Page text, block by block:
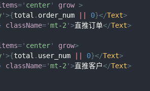
=' center' grow >
'>{total . order_num 0}</Text>
className='mt-2 '>直推订单</Text>
=' center' grow>
'>{total . user_num 0}</Text>
className='mt-2 '>直推客户</Text>